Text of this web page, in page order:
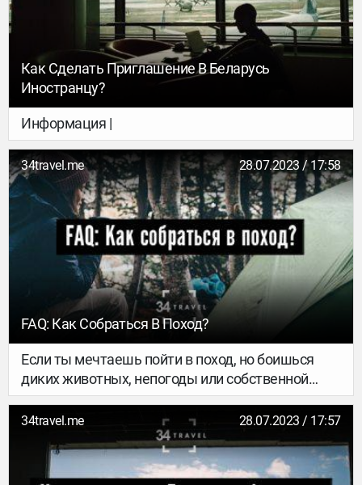
Как Сделать Приглашение В Беларусь
Иностранцу?
Информация |
34travel.me 28.07.2023 / 17:58
FAQ: Как Собраться В Поход?
Если ты мечтаешь пойти в поход, но боишься
диких животных, непогоды или собственной
неопытности и не знаешь, с чего начать –
подготовили материал специально для тебя.
Разбирались в вопросе вместе с Кариной Ситник,
инструкторкой по туризму и создательницей
проектов «Поход в народ» и Kayak Minsk, которая
34travel.me 28.07.2023 / 17:57